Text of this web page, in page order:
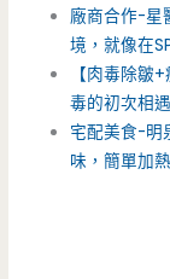
廠商合作-星
境，就像在
【肉毒除
毒的初次相
宅配美食-明
味，簡單加